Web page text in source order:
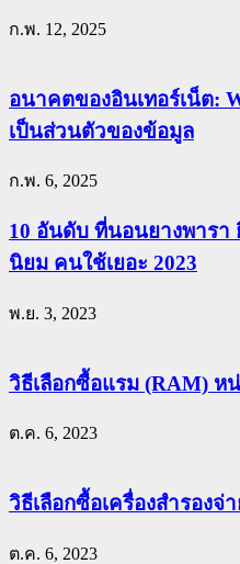
ก.พ. 12, 2025
อนาคตของอินเทอร์เน็ต:
เป็นส่วนตัวของข้อมูล
ก.พ. 6, 2025
10 อันดับ ที่นอนยางพาร
นิยม คนใช้เยอะ 2023
พ.ย. 3, 2023
วิธีเลือกซื้อแรม (RAM) ห
ต.ค. 6, 2023
วิธีเลือกซื้อเครื่องสำรองจ่
ต.ค. 6, 2023